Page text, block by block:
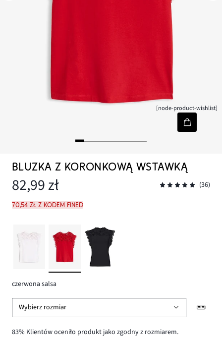
[node-product-wishlist]
BLUZKA Z KORONKOWĄ WSTAWKĄ
82,99 zł (36)
70,54 zł z kodem FINED
czerwona salsa
Wybierz rozmiar
83% Klientów oceniło produkt jako zgodny z rozmiarem.